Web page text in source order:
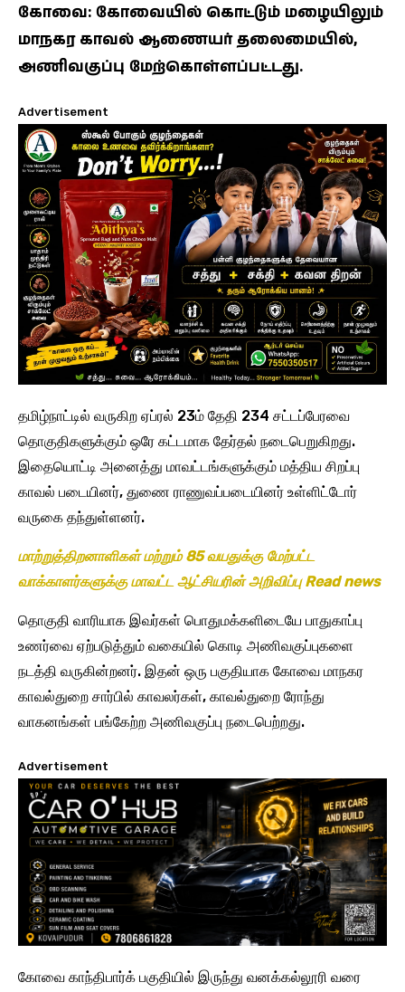
கோவை: கோவையில் கொட்டும் மழையிலும்
மாநகர காவல் ஆணையர் தலைமையில்,
அணிவகுப்பு மேற்கொள்ளப்பட்டது.
Advertisement
தமிழ்நாட்டில் வருகிற ஏப்ரல் 23ம் தேதி 234 சட்டப்பேரவை
தொகுதிகளுக்கும் ஒரே கட்டமாக தேர்தல் நடைபெறுகிறது.
இதையொட்டி அனைத்து மாவட்டங்களுக்கும் மத்திய சிறப்பு
காவல் படையினர், துணை ராணுவப்படையினர் உள்ளிட்டோர்
வருகை தந்துள்ளனர்.
மாற்றுத்திறனாளிகள் மற்றும் 85 வயதுக்கு மேற்பட்ட
வாக்காளர்களுக்கு மாவட்ட ஆட்சியரின் அறிவிப்பு Read news
தொகுதி வாரியாக இவர்கள் பொதுமக்களிடையே பாதுகாப்பு
உணர்வை ஏற்படுத்தும் வகையில் கொடி அணிவகுப்புகளை
நடத்தி வருகின்றனர். இதன் ஒரு பகுதியாக கோவை மாநகர
காவல்துறை சார்பில் காவலர்கள், காவல்துறை ரோந்து
வாகனங்கள் பங்கேற்ற அணிவகுப்பு நடைபெற்றது.
Advertisement
கோவை காந்திபார்க் பகுதியில் இருந்து வனக்கல்லூரி வரை